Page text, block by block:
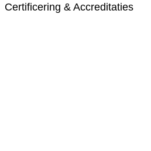
Certificering & Accreditaties